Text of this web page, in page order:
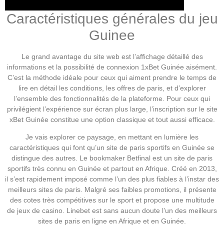
Caractéristiques générales du jeu
Guinee
Le grand avantage du site web est l’affichage détaillé des
informations et la possibilité de connexion 1xBet Guinée aisément.
C’est la méthode idéale pour ceux qui aiment prendre le temps de
lire en détail les conditions, les offres de paris, et d’explorer
l’ensemble des fonctionnalités de la plateforme. Pour ceux qui
privilégient l’expérience sur écran plus large, l’inscription sur le site
xBet Guinée constitue une option classique et tout aussi efficace.
Je vais explorer ce paysage, en mettant en lumière les
caractéristiques qui font qu’un site de paris sportifs en Guinée se
distingue des autres. Le bookmaker Betfinal est un site de paris
sportifs très connu en Guinée et partout en Afrique. Créé en 2013,
il s’est rapidement imposé comme l’un des plus fiables à l’instar des
meilleurs sites de paris. Malgré ses faibles promotions, il présente
des cotes très compétitives sur le sport et propose une multitude
de jeux de casino. Linebet est sans aucun doute l’un des meilleurs
sites de paris en ligne en Afrique et en Guinée.